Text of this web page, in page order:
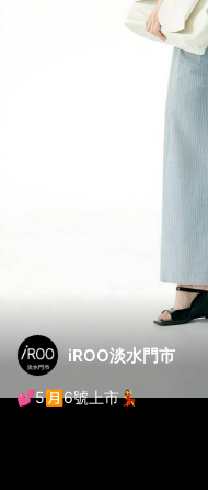
iROO淡水門市
💕5🈷️6號上市💃